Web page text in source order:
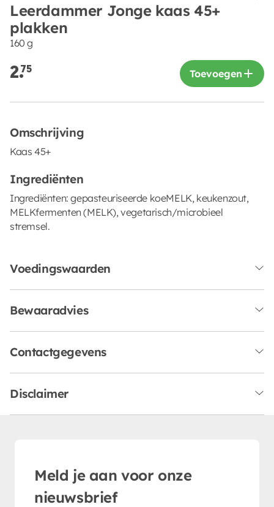
Leerdammer Jonge kaas 45+
plakken
160 g
2.75 Toevoegen
Omschrijving
Kaas 45+
Ingrediënten
Ingrediënten: gepasteuriseerde koeMELK, keukenzout,
MELKfermenten (MELK), vegetarisch/microbieel
stremsel.
Voedingswaarden
Bewaaradvies
Contactgegevens
Disclaimer
Meld je aan voor onze
nieuwsbrief